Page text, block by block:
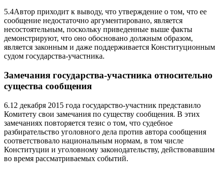
5.4Автор приходит к выводу, что утверждение о том, что ее
сообщение недостаточно аргументировано, является
несостоятельным, поскольку приведенные выше факты
демонстрируют, что оно обосновано должным образом,
является законным и даже поддерживается Конституционным
судом государства-участника.
Замечания государства-участника относительно
существа сообщения
6.12 декабря 2015 года государство-участник представило
Комитету свои замечания по существу сообщения. В этих
замечаниях повторяется тезис о том, что судебное
разбирательство уголовного дела против автора сообщения
соответствовало национальным нормам, в том числе
Конституции и уголовному законодательству, действовавшим
во время рассматриваемых событий.